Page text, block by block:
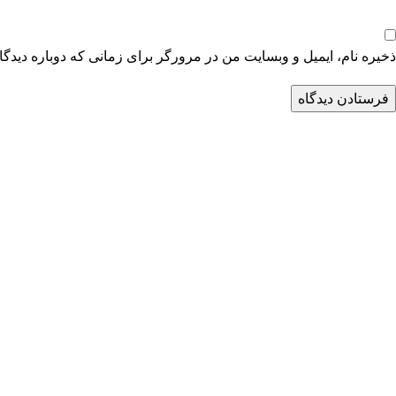
ذخیره نام، ایمیل و وبسایت من در مرورگر برای زمانی که دوباره